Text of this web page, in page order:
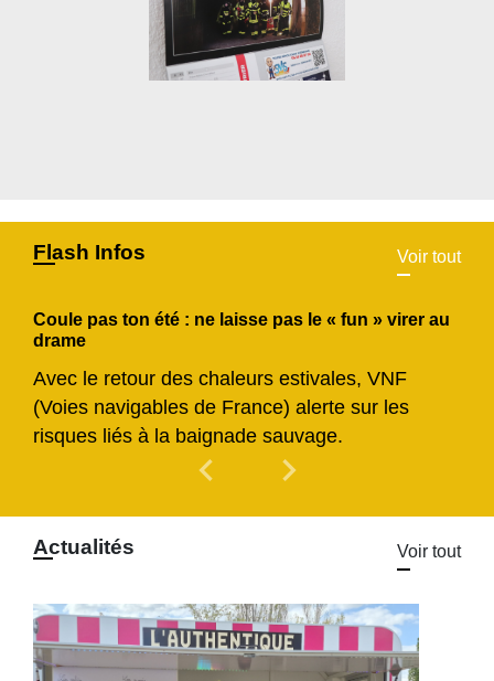
Flash Infos Voir tout
Coule pas ton été : ne laisse pas le « fun » virer au
drame
Avec le retour des chaleurs estivales, VNF
(Voies navigables de France) alerte sur les
risques liés à la baignade sauvage.
chevron_left Previous
chevron_right
Actualités Voir tout